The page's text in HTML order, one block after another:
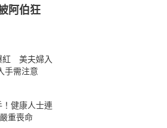
阿伯狂
紅 美夫婦入
需注意
健康人士連
重喪命